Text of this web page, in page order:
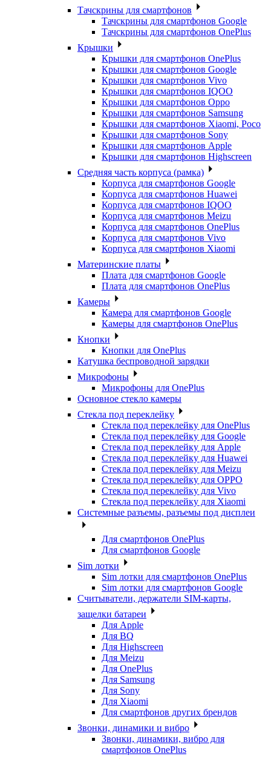
Тачскрины для смартфонов
Тачскрины для смартфонов Google
Тачскрины для смартфонов OnePlus
Крышки
Крышки для смартфонов OnePlus
Крышки для смартфонов Google
Крышки для смартфонов Vivo
Крышки для смартфонов IQOO
Крышки для смартфонов Oppo
Крышки для смартфонов Samsung
Крышки для смартфонов Xiaomi, Poco
Крышки для смартфонов Sony
Крышки для смартфонов Apple
Крышки для смартфонов Highscreen
Средняя часть корпуса (рамка)
Корпуса для смартфонов Google
Корпуса для смартфонов Huawei
Корпуса для смартфонов IQOO
Корпуса для смартфонов Meizu
Корпуса для смартфонов OnePlus
Корпуса для смартфонов Vivo
Корпуса для смартфонов Xiaomi
Материнские платы
Плата для смартфонов Google
Плата для смартфонов OnePlus
Камеры
Камера для смартфонов Google
Камеры для смартфонов OnePlus
Кнопки
Кнопки для OnePlus
Катушка беспроводной зарядки
Микрофоны
Микрофоны для OnePlus
Основное стекло камеры
Стекла под переклейку
Стекла под переклейку для OnePlus
Стекла под переклейку для Google
Стекла под переклейку для Apple
Стекла под переклейку для Huawei
Стекла под переклейку для Meizu
Стекла под переклейку для OPPO
Стекла под переклейку для Vivo
Стекла под переклейку для Xiaomi
Системные разъемы, разъемы под дисплеи
Для смартфонов OnePlus
Для смартфонов Google
Sim лотки
Sim лотки для смартфонов OnePlus
Sim лотки для смартфонов Google
Считыватели, держатели SIM-карты,
защелки батареи
Для Apple
Для BQ
Для Highscreen
Для Meizu
Для OnePlus
Для Samsung
Для Sony
Для Xiaomi
Для смартфонов других брендов
Звонки, динамики и вибро
Звонки, динамики, вибро для
смартфонов OnePlus